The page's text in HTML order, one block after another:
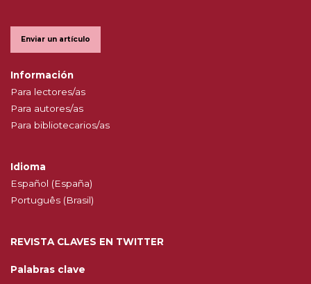
Enviar un artículo
Información
Para lectores/as
Para autores/as
Para bibliotecarios/as
Idioma
Español (España)
Português (Brasil)
REVISTA CLAVES EN TWITTER
Palabras clave